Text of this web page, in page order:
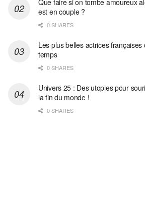
est en couple ?
0 SHARES
Les plus belles actrices françaises
temps
0 SHARES
Univers 25 : Des utopies pour
la fin du monde !
0 SHARES